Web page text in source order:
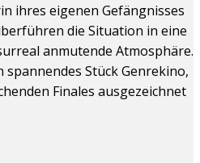
ihres eigenen Gefängnisses
die Situation in eine
anmutende Atmosphäre.
Stück Genrekino,
Finales ausgezeichnet